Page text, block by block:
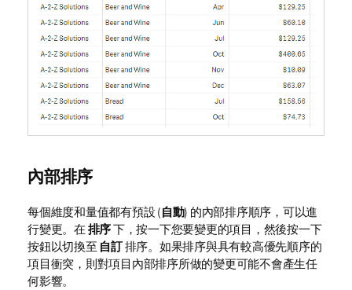
內部排序
每個維度和量值都有預設 (自動) 的內部排序順序，可以進
行變更。在 排序下，按一下您要變更的項目，然後按一下
按鈕以切換至 自訂排序。如果排序與具有較高優先順序的
項目衝突，則對項目內部排序所做的變更可能不會產生任
何影響。